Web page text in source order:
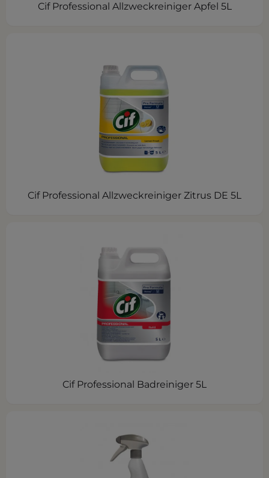
Cif Professional Allzweckreiniger Apfel 5L
Cif Professional Allzweckreiniger Zitrus DE 5L
Cif Professional Badreiniger 5L